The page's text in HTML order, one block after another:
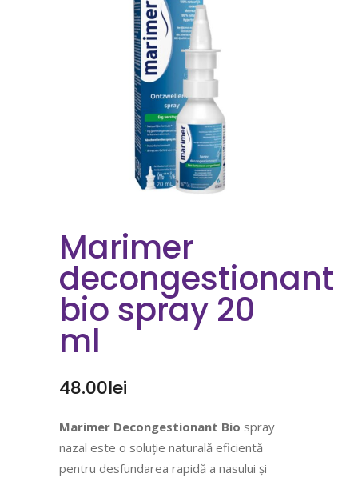
Marimer
decongestionant
bio spray 20
ml
48.00lei
Marimer Decongestionant Bio spray
nazal este o soluție naturală eficientă
pentru desfundarea rapidă a nasului și